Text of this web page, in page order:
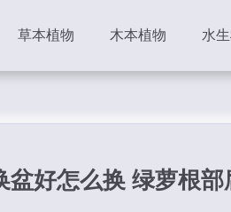
草本植物 木本植物 水
盆好怎么换 绿萝根部